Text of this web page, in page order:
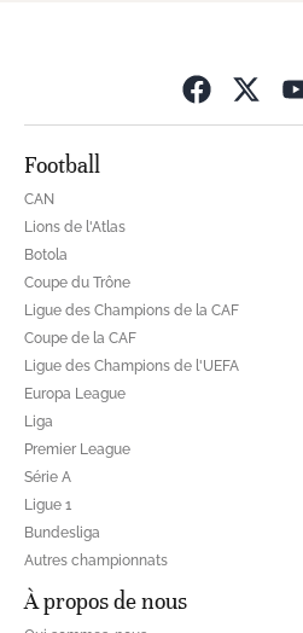
Football
CAN
Lions de l'Atlas
Botola
Coupe du Trône
Ligue des Champions de la CAF
Coupe de la CAF
Ligue des Champions de l'UEFA
Europa League
Liga
Premier League
Série A
Ligue 1
Bundesliga
Autres championnats
À propos de nous